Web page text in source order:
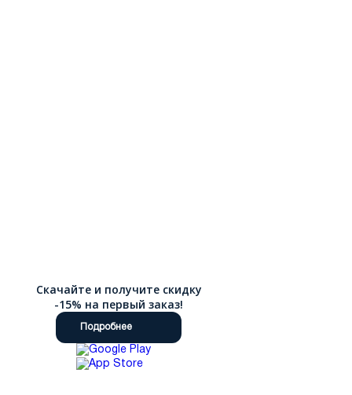
Скачайте и получите скидку
-15% на первый заказ!
Подробнее